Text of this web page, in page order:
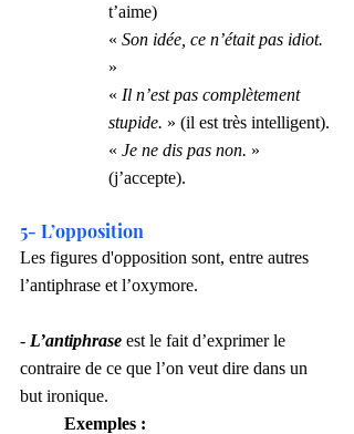
t’aime)
« Son idée, ce n’était pas idiot.
»
« Il n’est pas complètement
stupide. » (il est très intelligent).
« Je ne dis pas non. »
(j’accepte).
5- L’opposition
Les figures d'opposition sont, entre autres
l’antiphrase et l’oxymore.
- L’antiphrase est le fait d’exprimer le
contraire de ce que l’on veut dire dans un
but ironique.
Exemples :